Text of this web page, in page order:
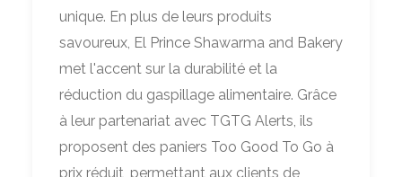
unique. En plus de leurs produits
savoureux, El Prince Shawarma and Bakery
met l'accent sur la durabilité et la
réduction du gaspillage alimentaire. Grâce
à leur partenariat avec TGTG Alerts, ils
proposent des paniers Too Good To Go à
prix réduit, permettant aux clients de